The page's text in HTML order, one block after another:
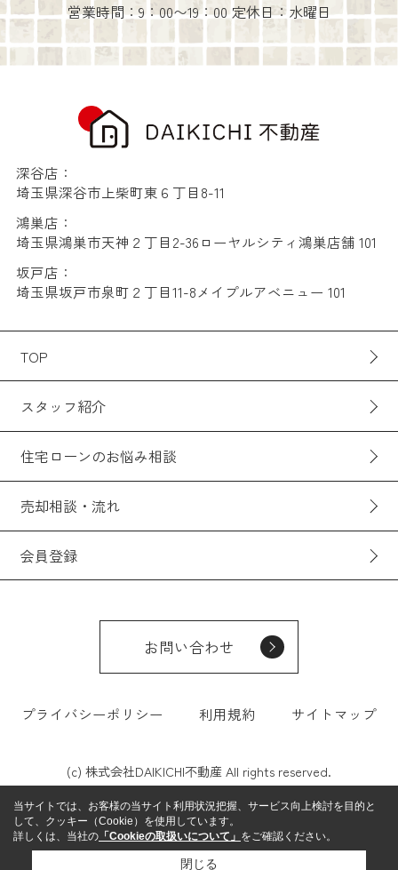
営業時間：9：00〜19：00 定休日：水曜日
深谷店：
埼玉県深谷市上柴町東６丁目8-11
鴻巣店：
埼玉県鴻巣市天神２丁目2-36ローヤルシティ鴻巣店舗 101
坂戸店：
埼玉県坂戸市泉町２丁目11-8メイプルアベニュー 101
TOP
スタッフ紹介
住宅ローンのお悩み相談
売却相談・流れ
会員登録
お問い合わせ
プライバシーポリシー 利用規約 サイトマップ
(c) 株式会社DAIKICHI不動産 All rights reserved.
当サイトでは、お客様の当サイト利用状況把握、サービス向上検討を目的と
して、クッキー（Cookie）を使用しています。
詳しくは、当社の 「Cookieの取扱いについて」 をご確認ください。
閉じる